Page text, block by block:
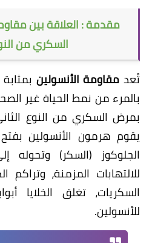
مقدمة : العلاقة بين
السكري من
​تُعد مقاومة الأنسولين
بالمرء من نمط الحياة غير
بمرض السكري من النوع
يقوم هرمون الأنسولين بفتح
الجلوكوز (السكر) وتحوله
للالتهابات المزمنة، وتراكم
السكريات، تغلق الخلايا
للأنسولين.